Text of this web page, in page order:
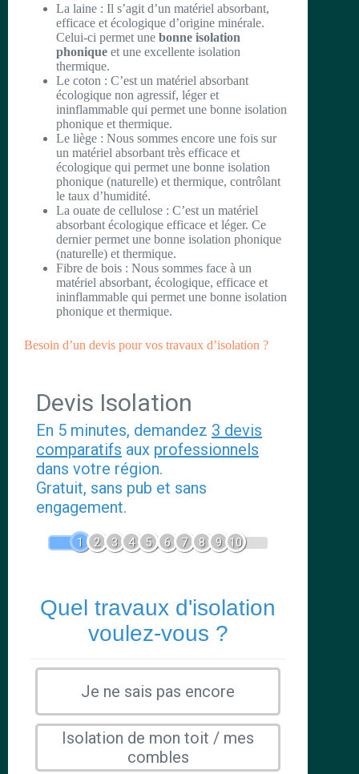
La laine : Il s’agit d’un matériel absorbant,
efficace et écologique d’origine minérale.
Celui-ci permet une bonne isolation
phonique et une excellente isolation
thermique.
Le coton : C’est un matériel absorbant
écologique non agressif, léger et
ininflammable qui permet une bonne isolation
phonique et thermique.
Le liège : Nous sommes encore une fois sur
un matériel absorbant très efficace et
écologique qui permet une bonne isolation
phonique (naturelle) et thermique, contrôlant
le taux d’humidité.
La ouate de cellulose : C’est un matériel
absorbant écologique efficace et léger. Ce
dernier permet une bonne isolation phonique
(naturelle) et thermique.
Fibre de bois : Nous sommes face à un
matériel absorbant, écologique, efficace et
ininflammable qui permet une bonne isolation
phonique et thermique.
Besoin d’un devis pour vos travaux d’isolation ?
Devis Isolation
En 5 minutes, demandez 3 devis
comparatifs aux professionnels
dans votre région.
Gratuit, sans pub et sans
engagement.
1 2 3 4 5 6 7 8 9 10
Quel travaux d'isolation
voulez-vous ?
Je ne sais pas encore
Isolation de mon toit / mes
combles